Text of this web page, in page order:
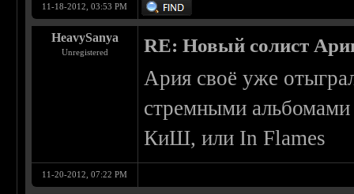
11-18-2012, 03:53 PM
HeavySanya
Unregistered RE: Новый солист
Ария своё уже
стремными альбомами
КиШ, или In Flames
11-20-2012, 07:22 PM